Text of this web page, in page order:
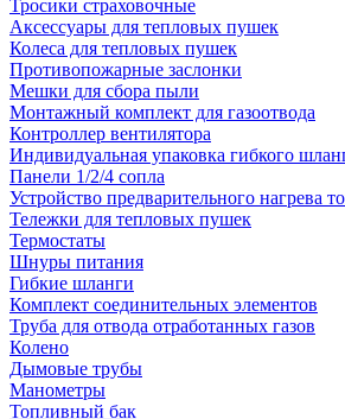
Тросики страховочные
Аксессуары для тепловых пушек
Колеса для тепловых пушек
Противопожарные заслонки
Мешки для сбора пыли
Монтажный комплект для газоотвода
Контроллер вентилятора
Индивидуальная упаковка гибкого
Панели 1/2/4 сопла
Устройство предварительного нагрева
Тележки для тепловых пушек
Термостаты
Шнуры питания
Гибкие шланги
Комплект соединительных элементов
Труба для отвода отработанных газов
Колено
Дымовые трубы
Манометры
Топливный бак